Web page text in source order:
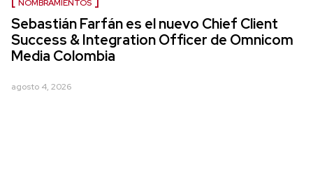
NOMBRAMIENTOS
Sebastián Farfán es el nuevo Chief Client
Success & Integration Officer de Omnicom
Media Colombia
agosto 4, 2026